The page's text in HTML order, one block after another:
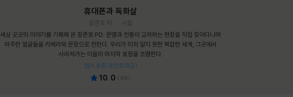
휴대폰과 독화살
장준호 저
시월
세상 곳곳의 이야기를 기록해 온 장준호 PD. 문명과 전통이 교차하는 현장을 직접 찾아다니며
마주한 얼굴들을 카메라와 문장으로 전한다. 우리가 미처 알지 못한 복잡한 세계, 그곳에서
사라져가는 이들의 마지막 표정을 조명한다.
엽서 8종(포인트차감)
10.0 (46)